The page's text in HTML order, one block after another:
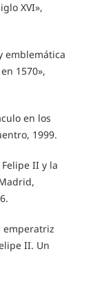
XVI»,
emblemática
1570»,
en los
1999.
Felipe II y la
emperatriz
II. Un